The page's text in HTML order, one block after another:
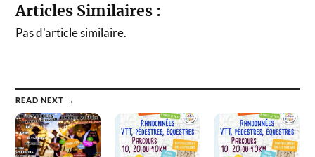
Articles Similaires :
Pas d'article similaire.
READ NEXT →